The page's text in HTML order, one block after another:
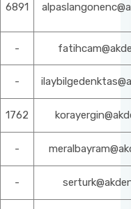
6891
-
-
1762
-
-